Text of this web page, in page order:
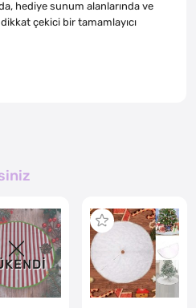
hediye sunum alanlarında ve
çekici bir tamamlayıcı